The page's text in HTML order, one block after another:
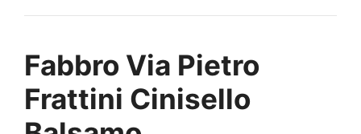
Fabbro Via Pietro
Frattini Cinisello